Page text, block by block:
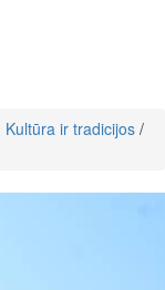
Kultūra ir tradicijos /